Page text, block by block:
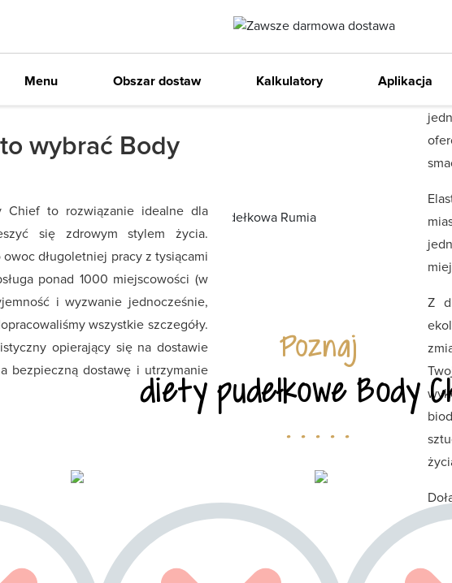
Dowóz autochłodniami
Item
Menu Obszar dostaw Kalkulatory Aplikacja
–
do swoich celów zestaw,
kaloryczność dzienną, a resztą
torbę pełną pysznych i zdrowych
wybrać Body
Chief to rozwiązanie idealne dla
się zdrowym stylem życia.
długoletniej pracy z tysiącami
ponad 1000 miejscowości (w
i wyzwanie jednocześnie,
wszystkie szczegóły.
opierający się na dostawie
bezpieczną dostawę i utrzymanie
Z
Poznaj
diety pudełkowe Body
. . . . .